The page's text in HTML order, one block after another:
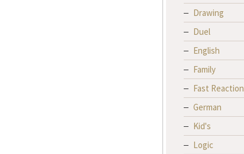
Drawing
Duel
English
Family
Fast Reaction
German
Kid's
Logic